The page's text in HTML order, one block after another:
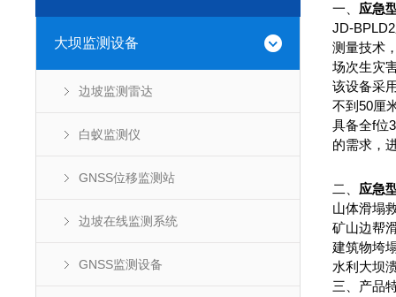
大坝监测设备
边坡监测雷达
白蚁监测仪
GNSS位移监测站
边坡在线监测系统
GNSS监测设备
一、 应急
JD-
测量技术
场次生灾
该设备采
不到50厘
具备全f位
的需求，
二、 应急
山体滑塌
矿山边帮
建筑物垮
水利大坝
三、产品